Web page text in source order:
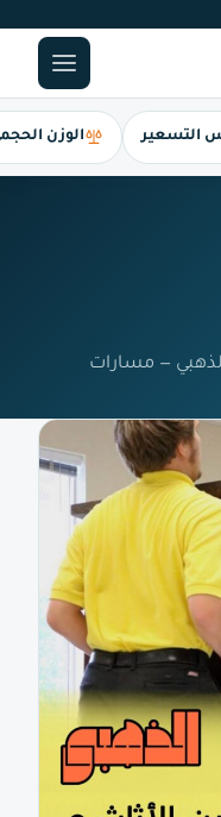
التسعير الوزن
— مسارات